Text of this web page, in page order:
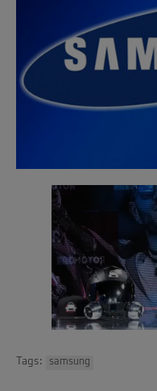
Tags: samsung